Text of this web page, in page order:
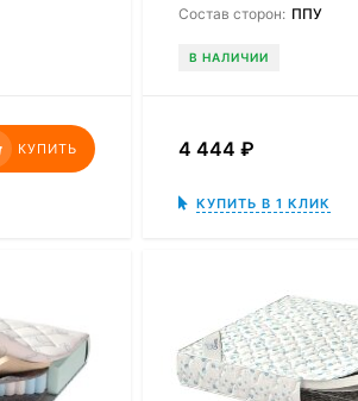
КУПИТЬ
Состав сторон: ППУ
В НАЛИЧИИ
4 444₽
КУПИТЬ В 1 КЛИК